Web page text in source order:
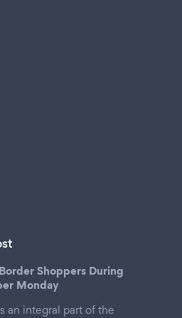
Shoppers During
Monday
an integral part of the